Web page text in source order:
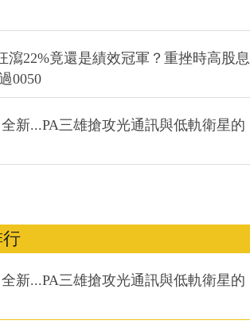
瀉22%竟還是績效冠軍？重挫時高股息
0050
新...PA三雄搶攻光通訊與低軌衛星的
行
新...PA三雄搶攻光通訊與低軌衛星的